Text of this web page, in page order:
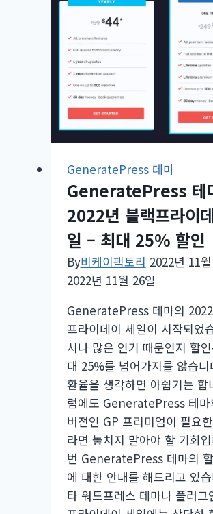
는
러
GeneratePress 테마
GeneratePress 테
2022년 블랙프라이
일 – 최대 25% 할인
By비케이팩토리 2022년 11
2022년 11월 26일
GeneratePress 테마의
프라이데이 세일이 시작되었
시나 많은 인기 때문인지 할
대 25%를 넘어가지를 않습니
환율을 생각하면 아쉽기는 합
럼에도 GeneratePress 테마
버전인 GP 프리미엄이 필요
라면 놓치지 말아야 할 기회
번 GeneratePress 테마의
에 대한 안내를 해드리고 있
타 워드프레스 테마나 플러그